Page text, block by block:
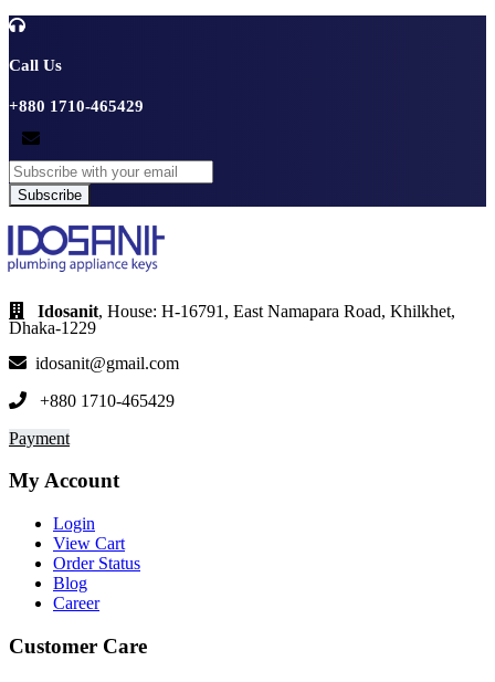
Call Us
+880 1710-465429
Subscribe
Idosanit, House: H-16791, East Namapara Road, Khilkhet,
Dhaka-1229
idosanit@gmail.com
+880 1710-465429
Payment
My Account
Login
View Cart
Order Status
Blog
Career
Customer Care